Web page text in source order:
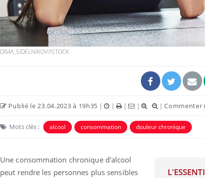
DIMA_SIDELNIKOV/ISTOCK
Publié le 23.04.2023 à 19h35 | | | | |Commenter
Mots clés : alcool consommation douleur chronique
Une consommation chronique d'alcool
peut rendre les personnes plus sensibles